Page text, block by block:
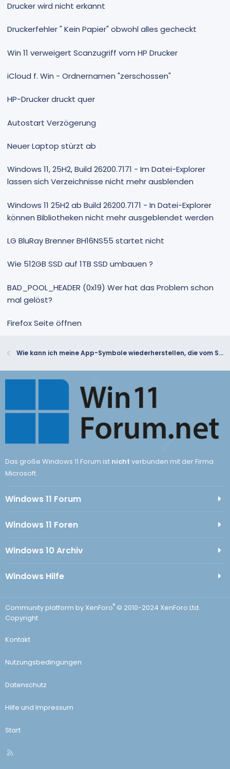
Drucker wird nicht erkannt
Druckerfehler " Kein Papier" obwohl alles gecheckt
Win 11 verweigert Scanzugriff vom HP Drucker
iCloud f. Win - Ordnernamen "zerschossen"
HP-Drucker druckt quer
Autostart Verzögerung
Neuer Laptop stürzt ab
Windows 11, 25H2, Build 26200.7171 - Im Datei-Explorer
lassen sich Verzeichnisse nicht mehr ausblenden
Windows 11 25H2 ab Build 26200.7171 - In Datei-Explorer
können Bibliotheken nicht mehr ausgeblendet werden
LG BluRay Brenner BH16NS55 startet nicht
Wie 512GB SSD auf 1TB SSD umbauen ?
BAD_POOL_HEADER (0x19) Wer hat das Problem schon
mal gelöst?
Firefox Seite öffnen
Wie kann ich meine App-Symbole wiederherstellen, die vom Startbildschirm meines Windows 11 Surface Pro 7-Laptops verschwunden sind?
Das große Windows 11 Forum ist nicht verbunden mit der Firma
Microsoft.
Windows 11 Forum
Windows 11 Foren
Windows 10 Archiv
Windows Hilfe
Community platform by XenForo® © 2010-2024 XenForo Ltd.
Copyright
Kontakt
Nutzungsbedingungen
Datenschutz
Hilfe und Impressum
Start
R